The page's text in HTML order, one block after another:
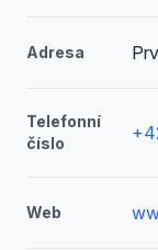
Adresa
Telefonní
číslo
Web